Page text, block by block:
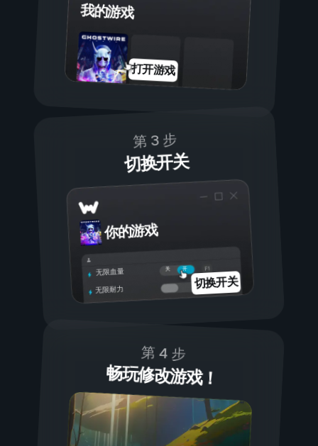
我的游戏
打开游戏
第 3 步
切换开关
你的游戏
开
关
无限血量
无限耐力
切换开关
第 4 步
畅玩修改游戏！